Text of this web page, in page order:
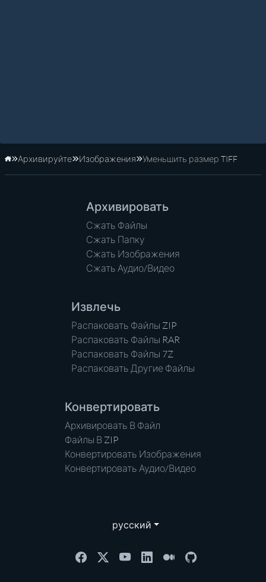
Главная
Архивируйте Изображения Уменьшить размер TIFF
Архивировать
Сжать Файлы
Сжать Папку
Сжать Изображения
Сжать Аудио/Видео
Извлечь
Распаковать Файлы ZIP
Распаковать Файлы RAR
Распаковать Файлы 7Z
Распаковать Другие Файлы
Конвертировать
Архивировать В Файл
Файлы В ZIP
Конвертировать Изображения
Конвертировать Аудио/Видео
русский